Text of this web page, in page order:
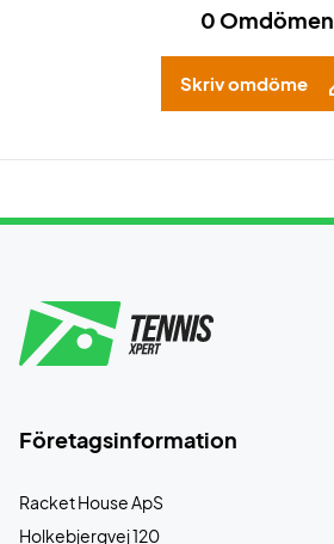
0 Omdömen
Skriv omdöme
Företagsinformation
Racket House ApS
Holkebjergvej 120